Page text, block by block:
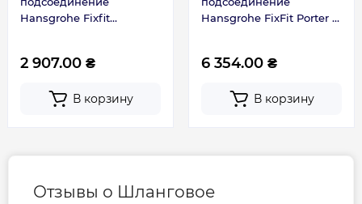
Hansgrohe Fixfit
2 907.00 ₴
В корзину
Hansgrohe FixFit Porter Q
6 354.00 ₴
В корзину
Отзывы о Шланговое